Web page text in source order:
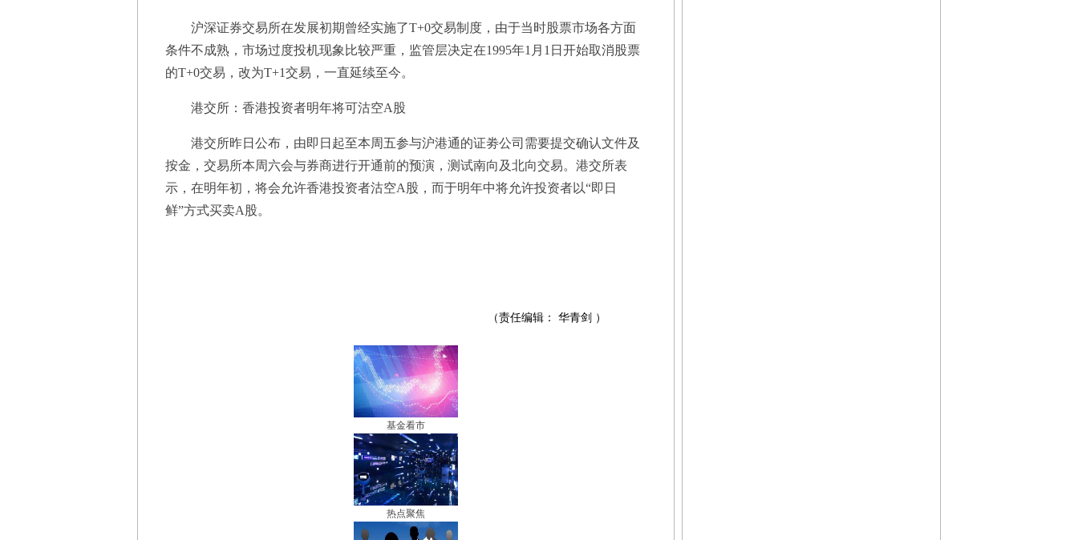
沪深证券交易所在发展初期曾经实施了T+0交易制度，由于当时股票市场各方面
条件不成熟，市场过度投机现象比较严重，监管层决定在1995年1月1日开始取消股票
的T+0交易，改为T+1交易，一直延续至今。
港交所：香港投资者明年将可沽空A股
港交所昨日公布，由即日起至本周五参与沪港通的证劵公司需要提交确认文件及
按金，交易所本周六会与券商进行开通前的预演，测试南向及北向交易。港交所表
示，在明年初，将会允许香港投资者沽空A股，而于明年中将允许投资者以“即日
鲜”方式买卖A股。
（责任编辑： 华青剑 ）
基金看市
热点聚焦